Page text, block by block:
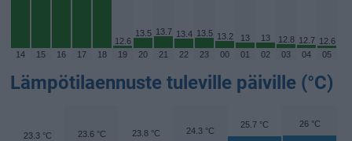
12.6
13.5 13.7 13.4 13.5 13.2 13 13 12.8 12.7 12.6
14
15 16 17 18 19 20 21 22 23 00 01 02 03 04 05
Lämpötilaennuste tuleville päiville (°C)
23.3 °C 23.6 °C 23.8 °C 24.3 °C
25.7 °C 26 °C